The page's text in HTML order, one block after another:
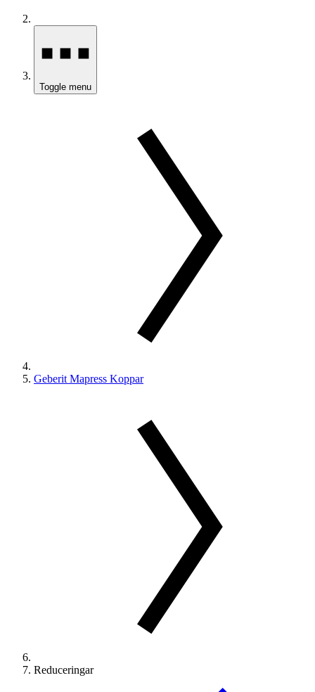
Toggle menu
Geberit Mapress Koppar
Reduceringar